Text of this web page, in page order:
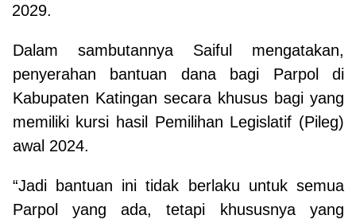
2029.
Dalam sambutannya Saiful mengatakan,
penyerahan bantuan dana bagi Parpol di
Kabupaten Katingan secara khusus bagi yang
memiliki kursi hasil Pemilihan Legislatif (Pileg)
awal 2024.
“Jadi bantuan ini tidak berlaku untuk semua
Parpol yang ada, tetapi khususnya yang